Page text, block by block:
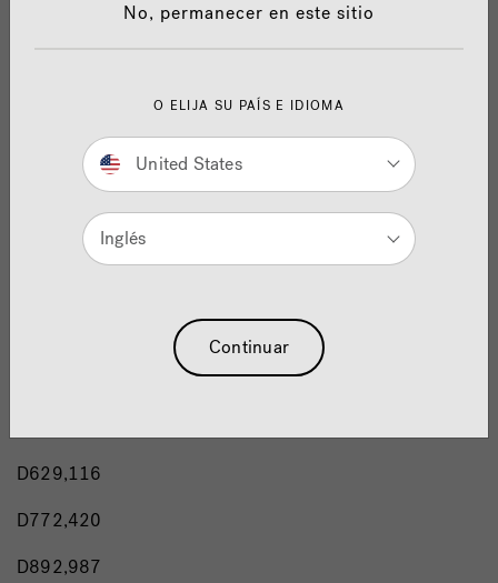
D587,355
D592,311
D592,738
D593,350
D629,116
D772,420
D892,987
No, permanecer en este sitio
O ELIJA SU PAÍS E IDIOMA
United States
Inglés
Continuar